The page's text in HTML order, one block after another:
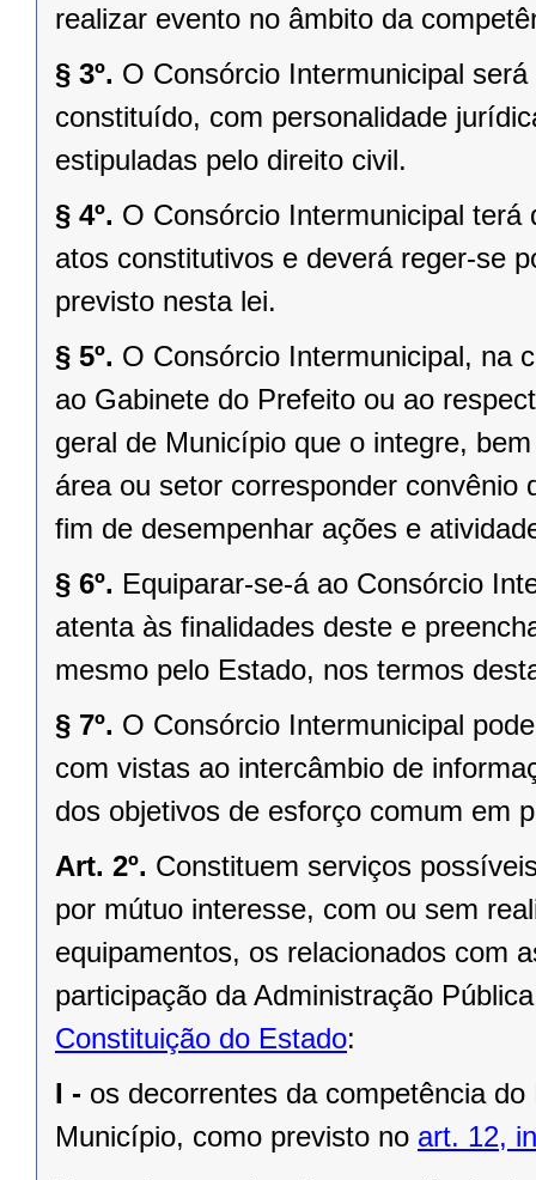
realizar evento no âmbito da
§ 3º. O Consórcio Intermunicipal
constituído, com personalidade
estipuladas pelo direito civil.
§ 4º. O Consórcio Intermunicipal
atos constitutivos e deverá reger-se
previsto nesta lei.
§ 5º. O Consórcio Intermunicipal, na
ao Gabinete do Prefeito ou ao
geral de Município que o integre,
área ou setor corresponder
fim de desempenhar ações e
§ 6º. Equiparar-se-á ao Consórcio
atenta às finalidades deste e
mesmo pelo Estado, nos termos
§ 7º. O Consórcio Intermunicipal
com vistas ao intercâmbio de
dos objetivos de esforço comum em
Art. 2º. Constituem serviços
por mútuo interesse, com ou sem
equipamentos, os relacionados com
participação da Administração
Constituição do Estado:
I - os decorrentes da competência
Município, como previsto no art. 12,